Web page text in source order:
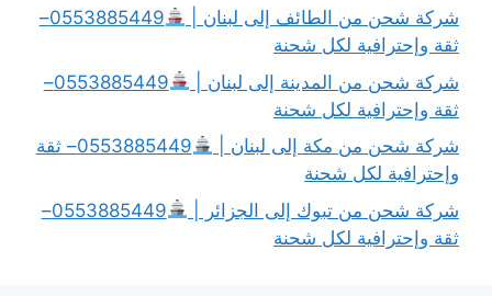
شركة شحن من الطائف إلى لبنان |
0553885449–
ثقة وإحترافية لكل شحنة
شركة شحن من المدينة إلى لبنان |
0553885449–
ثقة وإحترافية لكل شحنة
شركة شحن من مكة إلى لبنان |
0553885449– ثقة
وإحترافية لكل شحنة
شركة شحن من تبوك إلى الجزائر |
0553885449–
ثقة وإحترافية لكل شحنة